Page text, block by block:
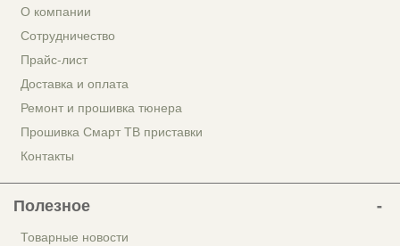
О компании
Сотрудничество
Прайс-лист
Доставка и оплата
Ремонт и прошивка тюнера
Прошивка Смарт ТВ приставки
Контакты
Полезное
Товарные новости